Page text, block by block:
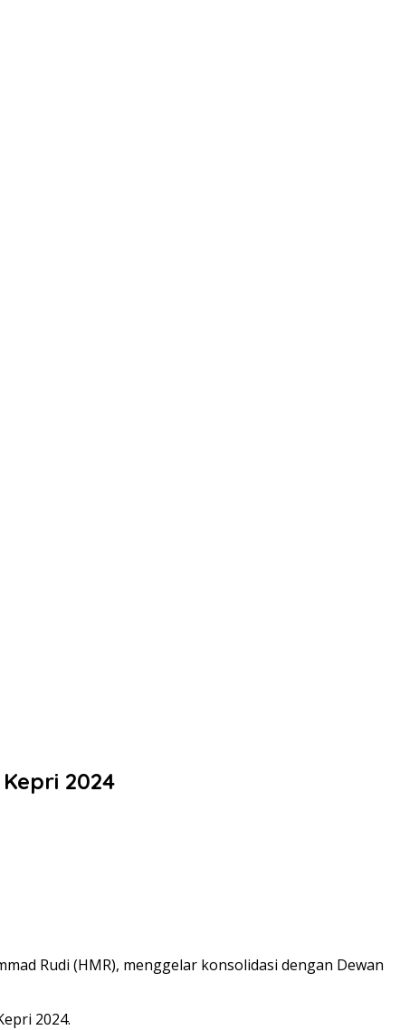
2024
Rudi (HMR), menggelar konsolidasi dengan Dewan
2024.